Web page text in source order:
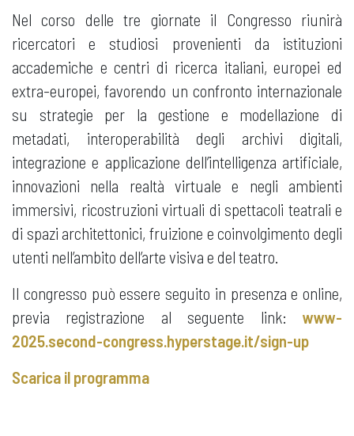
Nel corso delle tre giornate il Congresso riunirà
ricercatori e studiosi provenienti da istituzioni
accademiche e centri di ricerca italiani, europei ed
extra-europei, favorendo un confronto internazionale
su strategie per la gestione e modellazione di
metadati, interoperabilità degli archivi digitali,
integrazione e applicazione dell’intelligenza artificiale,
innovazioni nella realtà virtuale e negli ambienti
immersivi, ricostruzioni virtuali di spettacoli teatrali e
di spazi architettonici, fruizione e coinvolgimento degli
utenti nell’ambito dell’arte visiva e del teatro.
Il congresso può essere seguito in presenza e online,
previa registrazione al seguente link:
www-
2025.second-congress.hyperstage.it/sign-up
Scarica il programma